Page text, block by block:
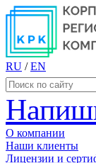
RU / EN
О компании
Наши клиенты
Лицензии и